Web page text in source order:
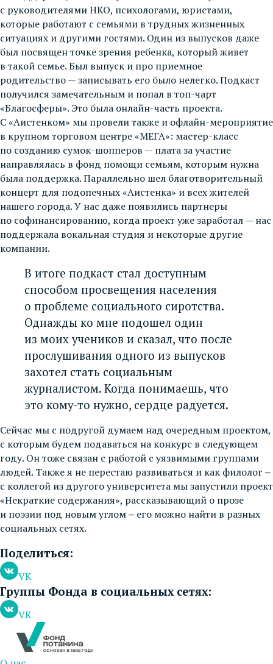
с руководителями НКО, психологами, юристами,
которые работают с семьями в трудных жизненных
ситуациях и другими гостями. Один из выпусков даже
был посвящен точке зрения ребенка, который живет
в такой семье. Был выпуск и про приемное
родительство — записывать его было нелегко. Подкаст
получился замечательным и попал в топ-чарт
«Благосферы». Это была онлайн-часть проекта.
С «Аистенком» мы провели также и офлайн-мероприятие
в крупном торговом центре «МЕГА»: мастер-класс
по созданию сумок-шопперов — плата за участие
направлялась в фонд помощи семьям, которым нужна
была поддержка. Параллельно шел благотворительный
концерт для подопечных «Аистенка» и всех жителей
нашего города. У нас даже появились партнеры
по софинансированию, когда проект уже заработал — нас
поддержала вокальная студия и некоторые другие
компании.
В итоге подкаст стал доступным
способом просвещения населения
о проблеме социального сиротства.
Однажды ко мне подошел один
из моих учеников и сказал, что после
прослушивания одного из выпусков
захотел стать социальным
журналистом. Когда понимаешь, что
это кому-то нужно, сердце радуется.
Сейчас мы с подругой думаем над очередным проектом,
с которым будем подаваться на конкурс в следующем
году. Он тоже связан с работой с уязвимыми группами
людей. Также я не перестаю развиваться и как филолог ‒
с коллегой из другого университета мы запустили проект
«Некраткие содержания», рассказывающий о прозе
и поэзии под новым углом ‒ его можно найти в разных
социальных сетях.
Поделиться:
VK
Группы Фонда в социальных сетях:
VK